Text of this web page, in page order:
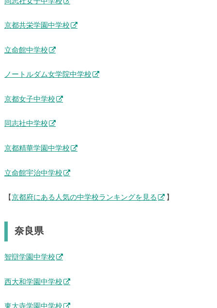
京都共栄学園中学校
立命館中学校
ノートルダム女学院中学校
京都女子中学校
同志社中学校
京都精華学園中学校
立命館宇治中学校
【 京都府にある人気の中学校ランキングを見る 】
奈良県
智辯学園中学校
西大和学園中学校
東大寺学園中学校